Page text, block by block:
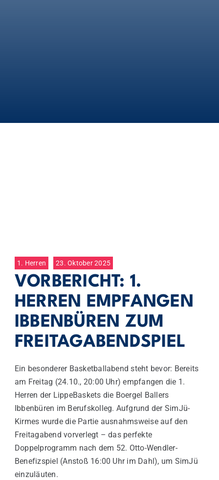
1. Herren 23. Oktober 2025
VORBERICHT: 1.
HERREN EMPFANGEN
IBBENBÜREN ZUM
FREITAGABENDSPIEL
Ein besonderer Basketballabend steht bevor: Bereits
am Freitag (24.10., 20:00 Uhr) empfangen die 1.
Herren der LippeBaskets die Boergel Ballers
Ibbenbüren im Berufskolleg. Aufgrund der SimJü-
Kirmes wurde die Partie ausnahmsweise auf den
Freitagabend vorverlegt – das perfekte
Doppelprogramm nach dem 52. Otto-Wendler-
Benefizspiel (Anstoß 16:00 Uhr im Dahl), um SimJü
einzuläuten.